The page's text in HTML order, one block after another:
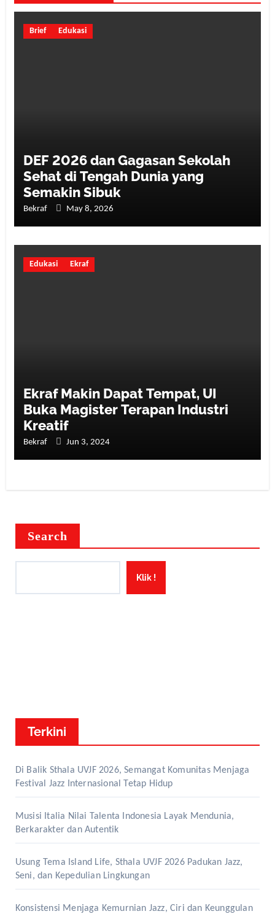
Brief Edukasi
DEF 2026 dan Gagasan Sekolah
Sehat di Tengah Dunia yang
Semakin Sibuk
Bekraf May 8, 2026
Edukasi Ekraf
Ekraf Makin Dapat Tempat, UI
Buka Magister Terapan Industri
Kreatif
Bekraf Jun 3, 2024
Search
Klik !
Terkini
Di Balik Sthala UVJF 2026, Semangat Komunitas Menjaga
Festival Jazz Internasional Tetap Hidup
Musisi Italia Nilai Talenta Indonesia Layak Mendunia,
Berkarakter dan Autentik
Usung Tema Island Life, Sthala UVJF 2026 Padukan Jazz,
Seni, dan Kepedulian Lingkungan
Konsistensi Menjaga Kemurnian Jazz, Ciri dan Keunggulan